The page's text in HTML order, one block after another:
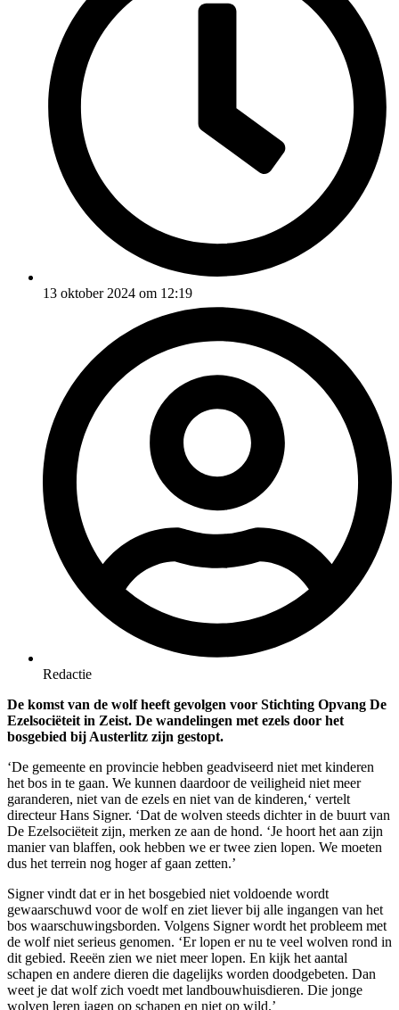
13 oktober 2024 om 12:19
Redactie
De komst van de wolf heeft gevolgen voor Stichting Opvang De
Ezelsociëteit in Zeist. De wandelingen met ezels door het
bosgebied bij Austerlitz zijn gestopt.
‘De gemeente en provincie hebben geadviseerd niet met kinderen
het bos in te gaan. We kunnen daardoor de veiligheid niet meer
garanderen, niet van de ezels en niet van de kinderen,‘ vertelt
directeur Hans Signer. ‘Dat de wolven steeds dichter in de buurt van
De Ezelsociëteit zijn, merken ze aan de hond. ‘Je hoort het aan zijn
manier van blaffen, ook hebben we er twee zien lopen. We moeten
dus het terrein nog hoger af gaan zetten.’
Signer vindt dat er in het bosgebied niet voldoende wordt
gewaarschuwd voor de wolf en ziet liever bij alle ingangen van het
bos waarschuwingsborden. Volgens Signer wordt het probleem met
de wolf niet serieus genomen. ‘Er lopen er nu te veel wolven rond in
dit gebied. Reeën zien we niet meer lopen. En kijk het aantal
schapen en andere dieren die dagelijks worden doodgebeten. Dan
weet je dat wolf zich voedt met landbouwhuisdieren. Die jonge
wolven leren jagen op schapen en niet op wild.’